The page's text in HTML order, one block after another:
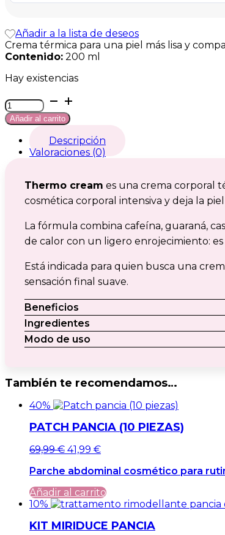
Añadir a la lista de deseos
Crema térmica para una piel más lisa y
Contenido: 200 ml
Hay existencias
Thermo
cream
cantidad
Añadir al carrito
Descripción
Valoraciones (0)
Thermo cream es una crema corporal
cosmética corporal intensiva y deja la
La fórmula combina cafeína, guaraná,
de calor con un ligero enrojecimiento:
Está indicada para quien busca una
sensación final suave.
Beneficios
Ingredientes
Modo de uso
También te recomendamos…
40%
PATCH PANCIA (10 PIEZAS)
El
original
era:
69,99 €.
69,99€El
actual
es:
69,99 €.
41,99 €
Parche abdominal cosmético para
Añadir al carrito
10%
KIT MIRIDUCE PANCIA